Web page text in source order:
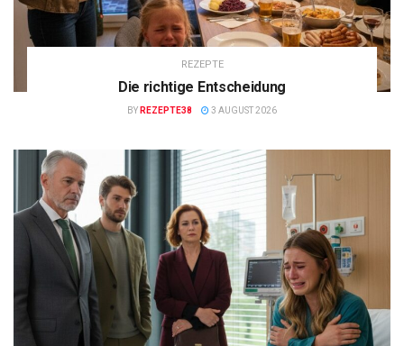
REZEPTE
Die richtige Entscheidung
BY REZEPTE38 3 AUGUST 2026